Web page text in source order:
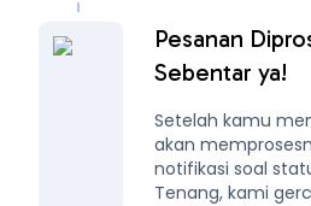
Pesanan
Sebentar ya!
Setelah kamu
akan
notifikasi soal
Tenang, kami